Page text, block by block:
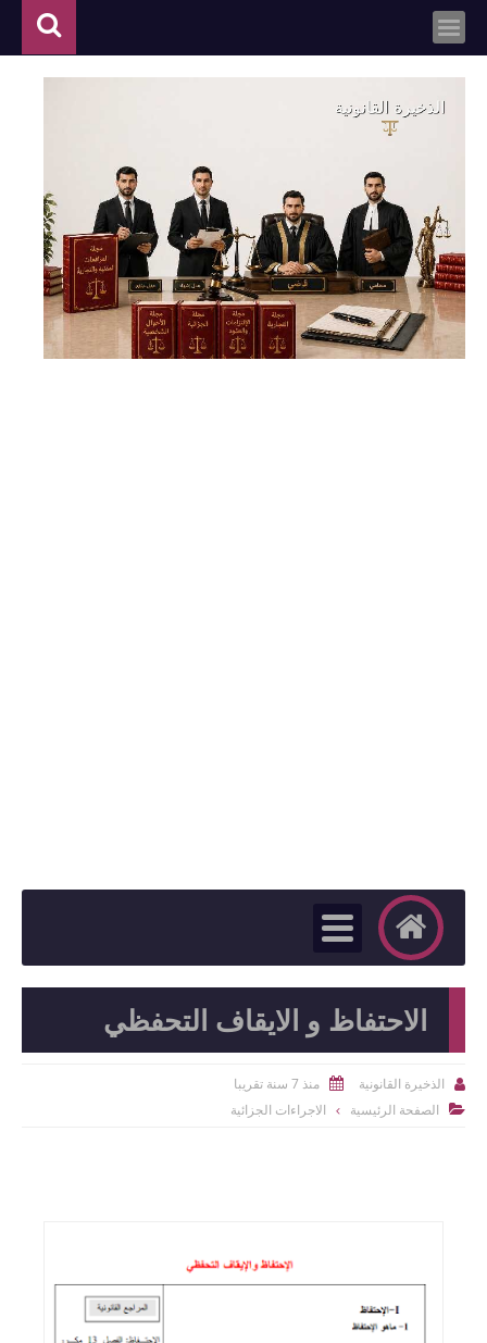
الاحتفاظ و الايقاف التحفظي
 الذخيرة القانونية  منذ 7 سنة تقريبا
 الصفحة الرئيسية الاجراءات الجزائية